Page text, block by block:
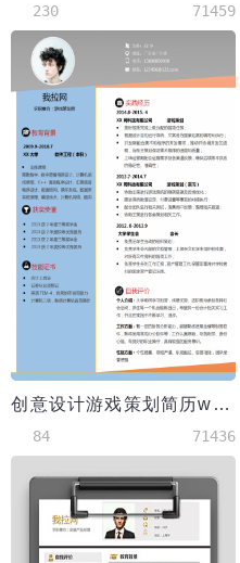
230 71459
创意设计游戏策划简历word模板
84 71436